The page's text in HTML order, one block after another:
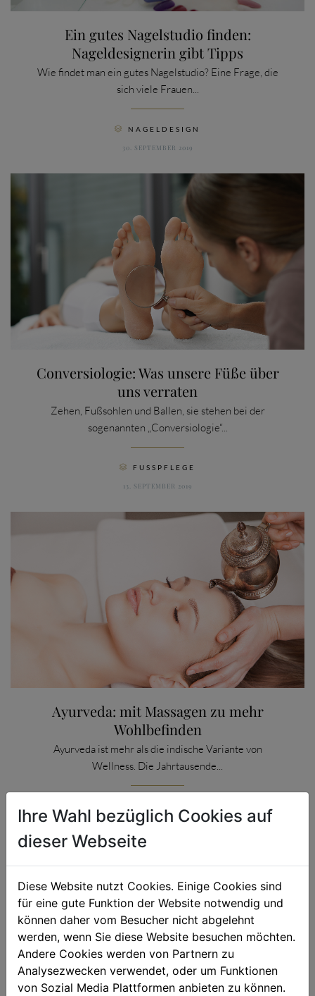
Ein gutes Nagelstudio finden:
Nageldesignerin gibt Tipps
Wie findet man ein gutes Nagelstudio? Eine Frage, die
sich viele Frauen...
 NAGELDESIGN
30. SEPTEMBER 2019
Conversiologie: Was unsere Füße über
uns verraten
Zehen, Fußsohlen und Ballen, sie stehen bei der
sogenannten „Conversiologie“...
 FUSSPFLEGE
13. SEPTEMBER 2019
Ayurveda: mit Massagen zu mehr
Wohlbefinden
Ayurveda ist mehr als die indische Variante von
Wellness. Die Jahrtausende...
30. AUGUST 2019
Ihre Wahl bezüglich Cookies auf
dieser Webseite
Diese Website nutzt Cookies. Einige Cookies sind
für eine gute Funktion der Website notwendig und
können daher vom Besucher nicht abgelehnt
werden, wenn Sie diese Website besuchen möchten.
Andere Cookies werden von Partnern zu
Analysezwecken verwendet, oder um Funktionen
von Sozial Media Plattformen anbieten zu können.